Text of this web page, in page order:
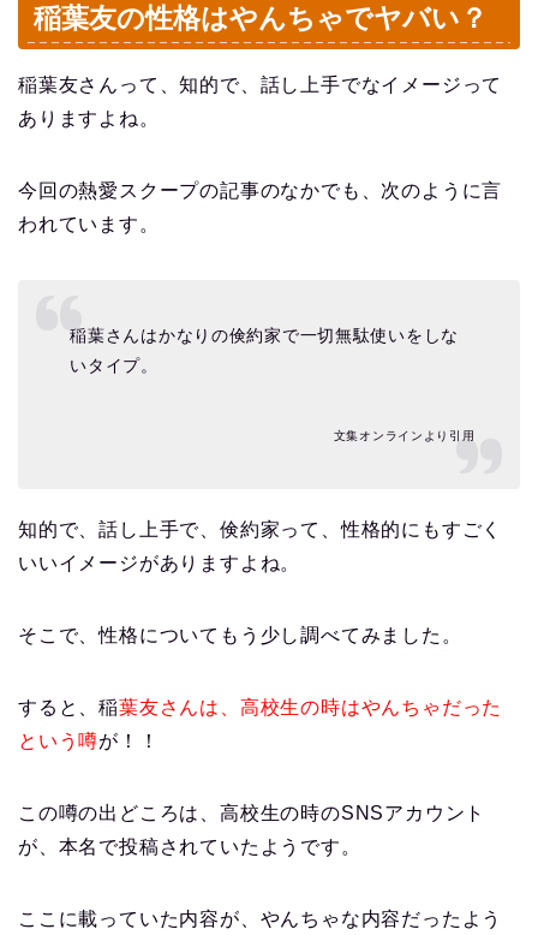
稲葉友の性格はやんちゃでヤバい？
稲葉友さんって、知的で、話し上手でなイメージって
ありますよね。
今回の熱愛スクープの記事のなかでも、次のように言
われています。
稲葉さんはかなりの倹約家で一切無駄使いをしな
いタイプ。
文集オンラインより引用
知的で、話し上手で、倹約家って、性格的にもすごく
いいイメージがありますよね。
そこで、性格についてもう少し調べてみました。
すると、稲葉友さんは、高校生の時はやんちゃだった
という噂が！！
この噂の出どころは、高校生の時のSNSアカウント
が、本名で投稿されていたようです。
ここに載っていた内容が、やんちゃな内容だったよう